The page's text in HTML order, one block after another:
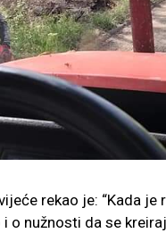
rekao je: “Kada
nužnosti da se